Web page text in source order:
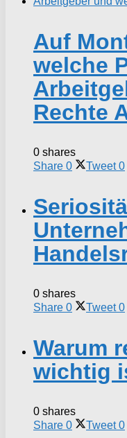
Auf
welche
Rechte
0 shares
Share 0 Tweet 0
0 shares
Share 0 Tweet 0
Warum
wichtig
0 shares
Share 0 Tweet 0